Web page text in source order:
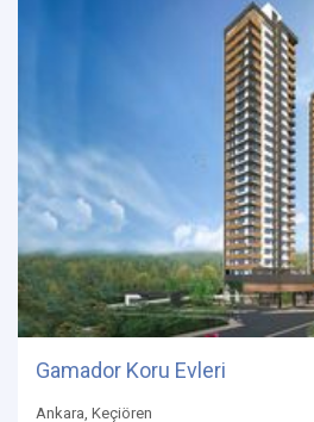
Gamador Koru Evleri
Ankara, Keçiören